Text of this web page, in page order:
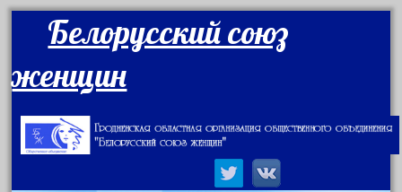
Белорусский союз
женщин